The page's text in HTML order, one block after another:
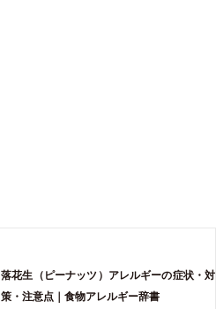
落花生（ピーナッツ）アレルギーの症状・対
策・注意点｜食物アレルギー辞書